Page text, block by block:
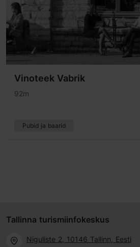
Vinoteek Vabrik
92m
Pubid ja baarid
Tallinna turismiinfokeskus
Niguliste 2, 10146 Tallinn, Eesti